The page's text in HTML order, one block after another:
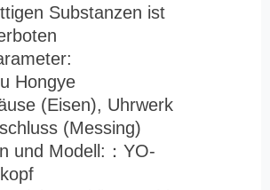
Substanzen ist
Hongye
(Eisen), Uhrwerk
(Messing)
und Modell: ： YO-